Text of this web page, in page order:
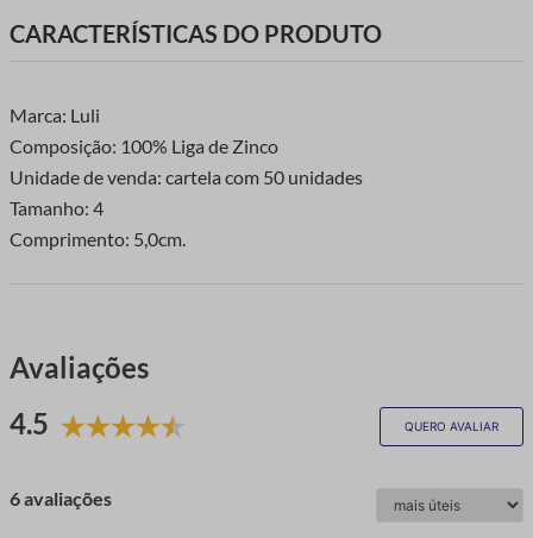
CARACTERÍSTICAS DO PRODUTO
Marca: Luli
Composição: 100% Liga de Zinco
Unidade de venda: cartela com 50 unidades
Tamanho: 4
Comprimento: 5,0cm.
Avaliações
4.5
QUERO AVALIAR
6 avaliações